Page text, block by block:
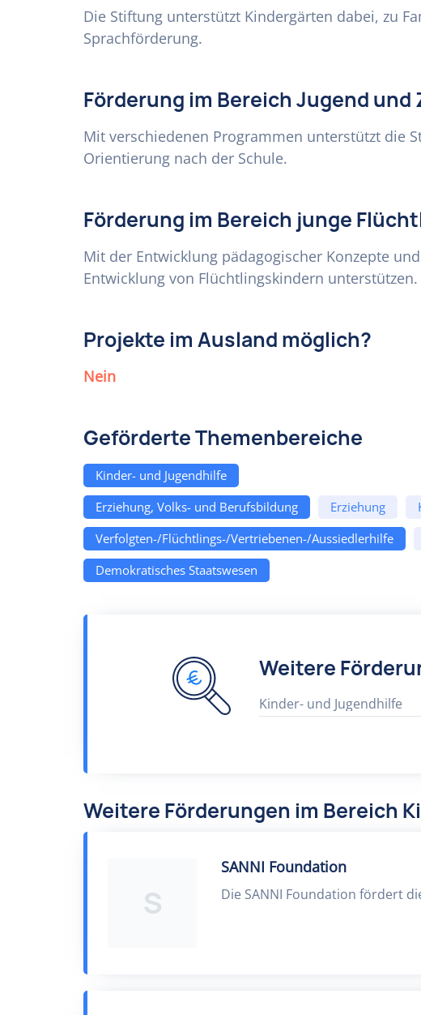
Die Stiftung unterstützt Kindergärten dabei, zu
Sprachförderung.
Förderung im Bereich Jugend
Mit verschiedenen Programmen unterstützt die
Orientierung nach der Schule.
Förderung im Bereich junge
Mit der Entwicklung pädagogischer Konzepte
Entwicklung von Flüchtlingskindern unterstützen.
Projekte im Ausland möglich?
Nein
Geförderte Themenbereiche
Kinder- und Jugendhilfe
Erziehung, Volks- und Berufsbildung
Erziehung
Verfolgten-/Flüchtlings-/Vertriebenen-/Aussiedlerhilfe
Demokratisches Staatswesen
Weitere
Kinder- und Jugendhilfe
Weitere Förderungen im Bereich
S
SANNI Foundation
Die SANNI Foundation fördert